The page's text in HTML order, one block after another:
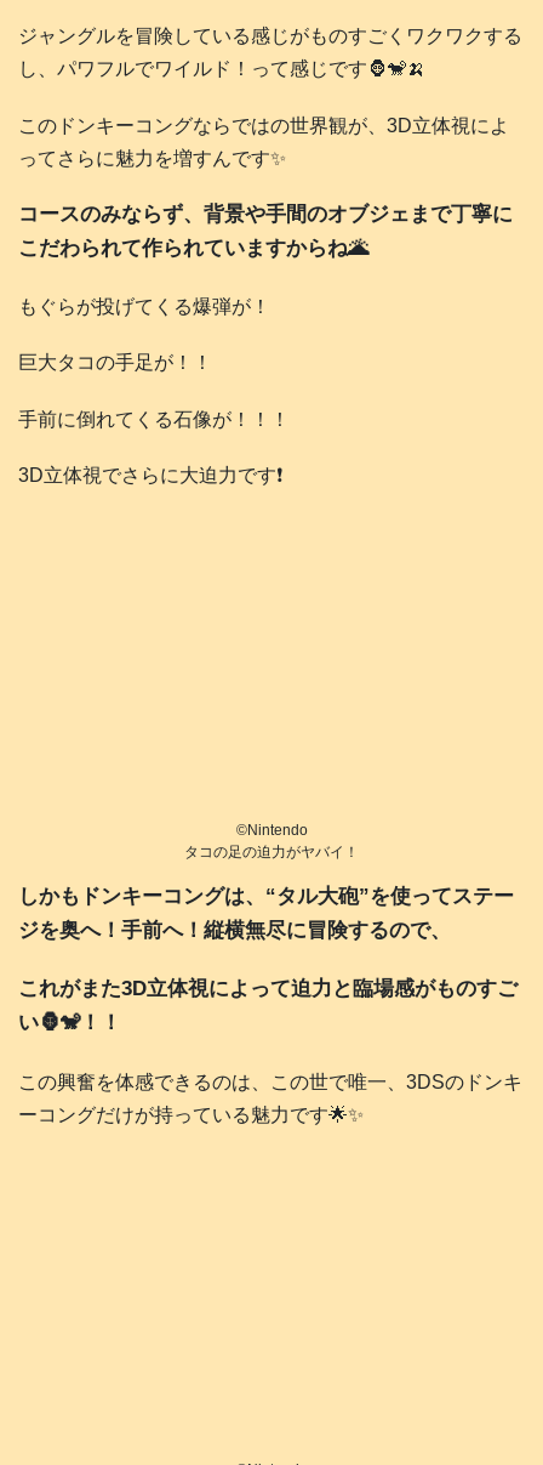
ジャングルを冒険している感じがものすごくワクワクする
し、パワフルでワイルド！って感じです🦍🐒🍌
このドンキーコングならではの世界観が、3D立体視によ
ってさらに魅力を増すんです✨
コースのみならず、背景や手間のオブジェまで丁寧に
こだわられて作られていますからね🌋
もぐらが投げてくる爆弾が！
巨大タコの手足が！！
手前に倒れてくる石像が！！！
3D立体視でさらに大迫力です❗️
©️Nintendo
タコの足の迫力がヤバイ！
しかもドンキーコングは、“タル大砲”を使ってステー
ジを奥へ！手前へ！縦横無尽に冒険するので、
これがまた3D立体視によって迫力と臨場感がものすご
い🦍🐒！！
この興奮を体感できるのは、この世で唯一、3DSのドンキ
ーコングだけが持っている魅力です🌟✨